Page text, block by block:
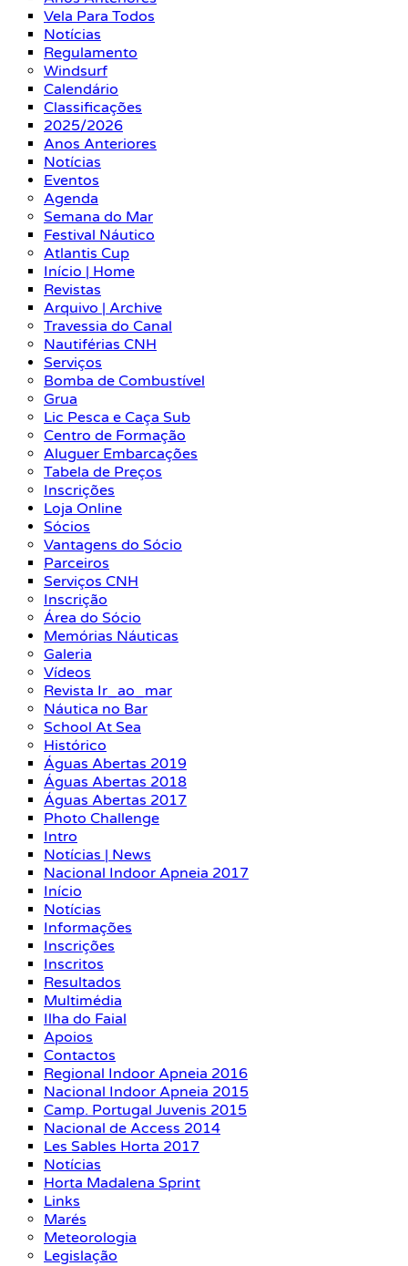
Vela Para Todos
Notícias
Regulamento
Windsurf
Calendário
Classificações
2025/2026
Anos Anteriores
Notícias
Eventos
Agenda
Semana do Mar
Festival Náutico
Atlantis Cup
Início | Home
Revistas
Arquivo | Archive
Travessia do Canal
Nautiférias CNH
Serviços
Bomba de Combustível
Grua
Lic Pesca e Caça Sub
Centro de Formação
Aluguer Embarcações
Tabela de Preços
Inscrições
Loja Online
Sócios
Vantagens do Sócio
Parceiros
Serviços CNH
Inscrição
Área do Sócio
Memórias Náuticas
Galeria
Vídeos
Revista Ir_ao_mar
Náutica no Bar
School At Sea
Histórico
Águas Abertas 2019
Águas Abertas 2018
Águas Abertas 2017
Photo Challenge
Intro
Notícias | News
Nacional Indoor Apneia 2017
Início
Notícias
Informações
Inscrições
Inscritos
Resultados
Multimédia
Ilha do Faial
Apoios
Contactos
Regional Indoor Apneia 2016
Nacional Indoor Apneia 2015
Camp. Portugal Juvenis 2015
Nacional de Access 2014
Les Sables Horta 2017
Notícias
Horta Madalena Sprint
Links
Marés
Meteorologia
Legislação